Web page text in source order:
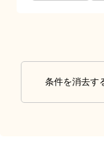
条件を消去す